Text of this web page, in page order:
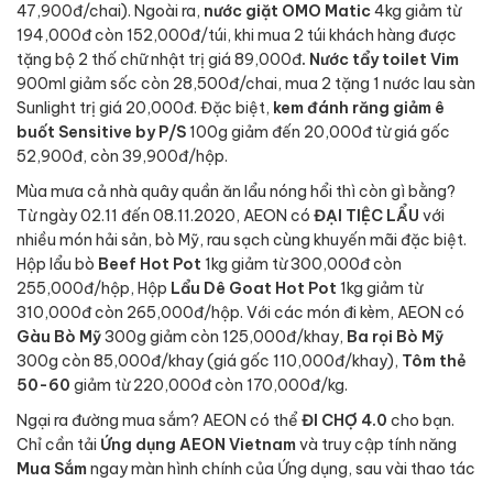
47,900đ/chai). Ngoài ra, nước giặt OMO Matic4kg giảm từ
194,000đ còn 152,000đ/túi, khi mua 2 túi khách hàng được
tặng bộ 2 thố chữ nhật trị giá 89,000đ. Nước tẩy toilet Vim
900ml giảm sốc còn 28,500đ/chai, mua 2 tặng 1 nước lau sàn
Sunlight trị giá 20,000đ. Đặc biệt, kem đánh răng giảm ê
buốt Sensitive by P/S 100g giảm đến 20,000đ từ giá gốc
52,900đ, còn 39,900đ/hộp.
Mùa mưa cả nhà quây quần ăn lẩu nóng hổi thì còn gì bằng?
Từ ngày 02.11 đến 08.11.2020, AEON có ĐẠI TIỆC LẨU với
nhiều món hải sản, bò Mỹ, rau sạch cùng khuyến mãi đặc biệt.
Hộp lẩu bò Beef Hot Pot 1kg giảm từ 300,000đ còn
255,000đ/hộp, Hộp Lẩu Dê Goat Hot Pot 1kg giảm từ
310,000đ còn 265,000đ/hộp. Với các món đi kèm, AEON có
Gàu Bò Mỹ300g giảm còn 125,000đ/khay, Ba rọi Bò Mỹ
300g còn 85,000đ/khay (giá gốc 110,000đ/khay), Tôm thẻ
50-60 giảm từ 220,000đ còn 170,000đ/kg.
Ngại ra đường mua sắm? AEON có thể ĐI CHỢ 4.0 cho bạn.
Chỉ cần tải Ứng dụng AEON Vietnam và truy cập tính năng
Mua Sắm ngay màn hình chính của Ứng dụng, sau vài thao tác